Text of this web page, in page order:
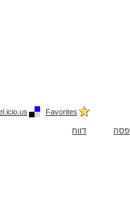
Favorites
דווח